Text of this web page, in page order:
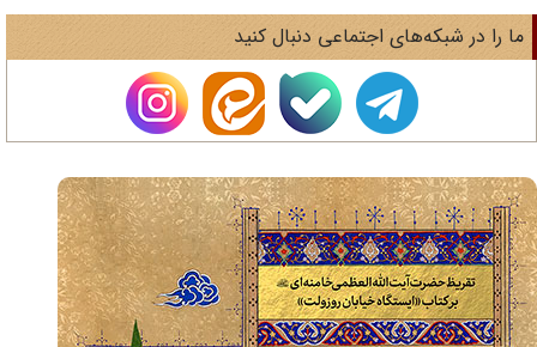
را در شبکه‌های اجتماعی دنبال کنید